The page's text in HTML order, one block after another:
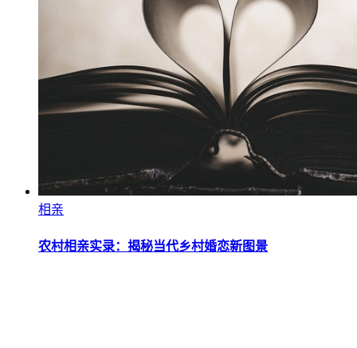
相亲
农村相亲实录：揭秘当代乡村婚恋新图景